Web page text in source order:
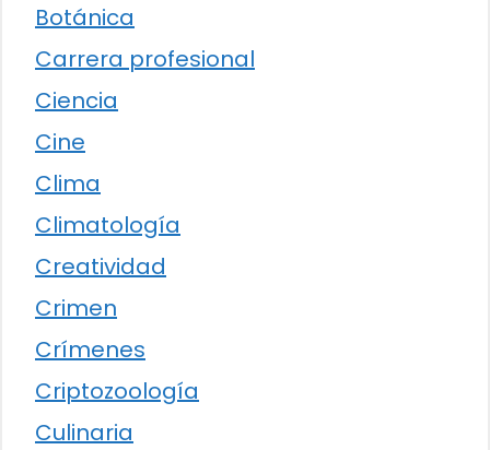
Botánica
Carrera profesional
Ciencia
Cine
Clima
Climatología
Creatividad
Crimen
Crímenes
Criptozoología
Culinaria